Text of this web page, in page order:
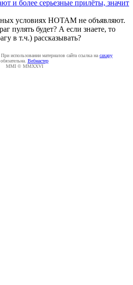
и более серьезные прилёты, значит
условиях НОТАМ не объявляют.
пулять будет? А если знаете, то
в т.ч.) рассказывать?
использовании материалов сайта ссылка на caxapу
обязательна. Вебмастер
MMI © MMXXVI